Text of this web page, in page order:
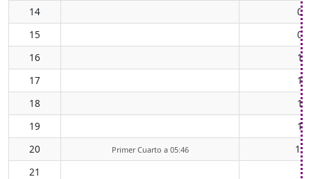
14
15
16
17
18
19
20
Primer Cuarto a 05:46
21